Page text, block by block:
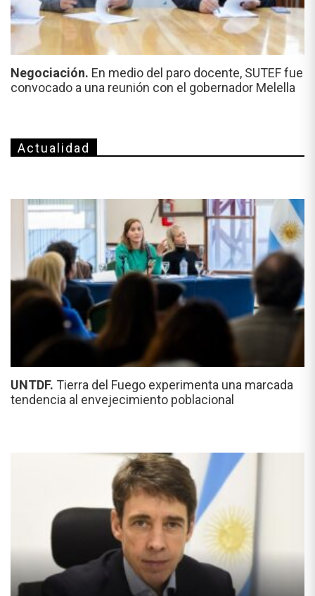
Negociación. En medio del paro docente, SUTEF fue
convocado a una reunión con el gobernador Melella
Actualidad
UNTDF. Tierra del Fuego experimenta una marcada
tendencia al envejecimiento poblacional